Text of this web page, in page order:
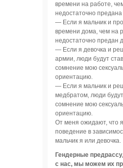
времени на работе,
недостаточно
— Если я мальчик и
времени дома, чем на
недостаточно предан
— Если я девочка и
армии, люди будут
сомнение мою
ориентацию.
— Если я мальчик и
медбратом, люди
сомнение мою
ориентацию.
От меня ожидают, что
поведение в
мальчик я или девочка.
Гендерные
с нас, мы можем их